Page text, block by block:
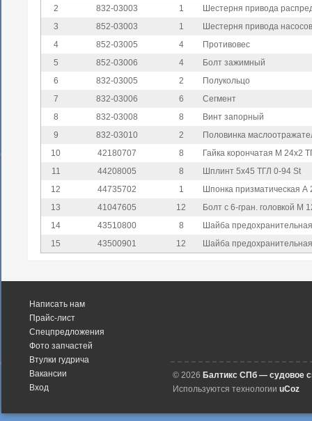
2
832-03003 1
Шестерня привода
3
852-03003 1
Шестерня привода насосов
4
852-03005 4
Противовес
5
852-03006 4
Болт зажимный
6
832-03005 2
Полукольцо
7
832-03006 6
Сегмент
8
832-03008 8
Винт запорный
9
832-03010 2
Половинка
10
42180707 8
Гайка корончатая M 24x2
11
44208005 8
Шплинт 5x45 ТГЛ 0-94 St
12
44735702 1
Шпонка призматическая А
13
41047605 12
Болт с 6-гран. головкой M
14
43510800 8
Шайба
15
43500901 12 Шайба
Написать нам
Прайс-лист
Спецпредложения
Фото запчастей
Втулки гудрича
Вакансии
Вход
© 2026 Балтикс СПб — судовое
Используются технологии uCoz